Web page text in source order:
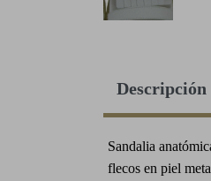
Descripción
Sandalia
flecos en piel